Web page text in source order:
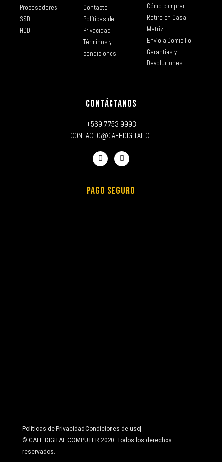
Procesadores
SSD
HDD
Contacto
Políticas de
Privacidad
Términos y
condiciones
Cómo comprar
Retiro en Casa
Matriz
Envío a Domicilio
Garantías y
Devoluciones
CONTÁCTANOS
+569 7753 9993
CONTACTO@CAFEDIGITAL.CL
PAGO SEGURO
Políticas de Privacidad Condiciones de uso
© CAFE DIGITAL COMPUTER 2020. Todos los derechos
reservados.